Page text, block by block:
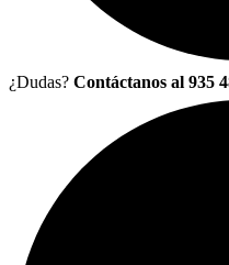
¿Dudas? Contáctanos al 935